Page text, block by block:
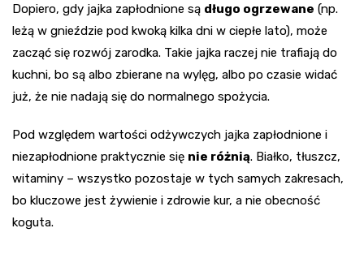
Dopiero, gdy jajka zapłodnione są długo ogrzewane (np.
leżą w gnieździe pod kwoką kilka dni w ciepłe lato), może
zacząć się rozwój zarodka. Takie jajka raczej nie trafiają do
kuchni, bo są albo zbierane na wylęg, albo po czasie widać
już, że nie nadają się do normalnego spożycia.
Pod względem wartości odżywczych jajka zapłodnione i
niezapłodnione praktycznie się nie różnią. Białko, tłuszcz,
witaminy – wszystko pozostaje w tych samych zakresach,
bo kluczowe jest żywienie i zdrowie kur, a nie obecność
koguta.